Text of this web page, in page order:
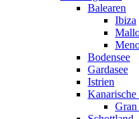
Balearen
Ibiza
Bodensee
Gardasee
Istrien
Kanarische
Gran